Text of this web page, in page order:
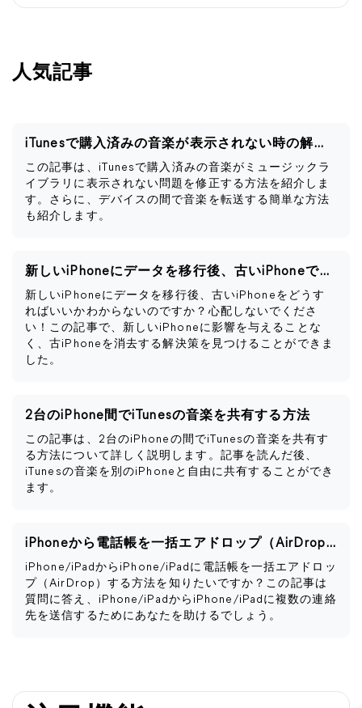
人気記事
iTunesで購入済みの音楽が表示されない時の解決策
この記事は、iTunesで購入済みの音楽がミュージックラ
イブラリに表示されない問題を修正する方法を紹介しま
す。さらに、デバイスの間で音楽を転送する簡単な方法
も紹介します。
新しいiPhoneにデータを移行後、古いiPhoneですべきこと
新しいiPhoneにデータを移行後、古いiPhoneをどうす
ればいいかわからないのですか？心配しないでくださ
い！この記事で、新しいiPhoneに影響を与えることな
く、古iPhoneを消去する解決策を見つけることができま
した。
2台のiPhone間でiTunesの音楽を共有する方法
この記事は、2台のiPhoneの間でiTunesの音楽を共有す
る方法について詳しく説明します。記事を読んだ後、
iTunesの音楽を別のiPhoneと自由に共有することができ
ます。
iPhoneから電話帳を一括エアドロップ（AirDrop）する方法
iPhone/iPadからiPhone/iPadに電話帳を一括エアドロッ
プ（AirDrop）する方法を知りたいですか？この記事は
質問に答え、iPhone/iPadからiPhone/iPadに複数の連絡
先を送信するためにあなたを助けるでしょう。